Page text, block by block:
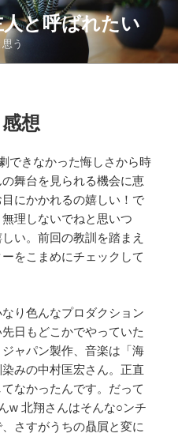
と呼ばれたい
う
想
できなかった悔しさから時
舞台を見られる機会に恵
にかかれるの嬉しい！で
理しないでねと思いつ
い。前回の教訓を踏まえ
をこまめにチェックして
り色んなプロダクション
日もどこかでやっていた
ャパン製作、音楽は「海
みの中村匡宏さん。正直
なかったんです。だって
w 北翔さんはそんな○ンチ
さすがうちの贔屓と変に